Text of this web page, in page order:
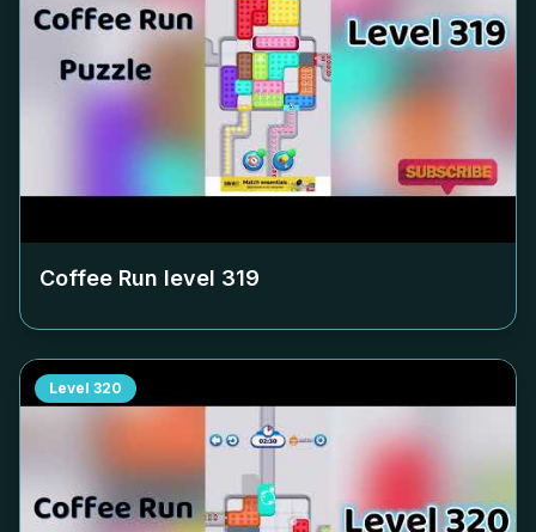
Coffee Run level 319
Level 320